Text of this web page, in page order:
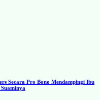
Secara Pro Bono Mendampingi Ibu